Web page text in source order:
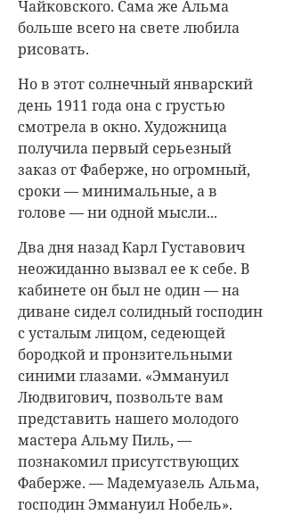
Чайковского. Сама же Альма
больше всего на свете любила
рисовать.
Но в этот солнечный январский
день 1911 года она с грустью
смотрела в окно. Художница
получила первый серьезный
заказ от Фаберже, но огромный,
сроки — минимальные, а в
голове — ни одной мысли...
Два дня назад Карл Густавович
неожиданно вызвал ее к себе. В
кабинете он был не один — на
диване сидел солидный господин
с усталым лицом, седеющей
бородкой и пронзительными
синими глазами. «Эммануил
Людвигович, позвольте вам
представить нашего молодого
мастера Альму Пиль, —
познакомил присутствующих
Фаберже. — Мадемуазель Альма,
господин Эммануил Нобель».